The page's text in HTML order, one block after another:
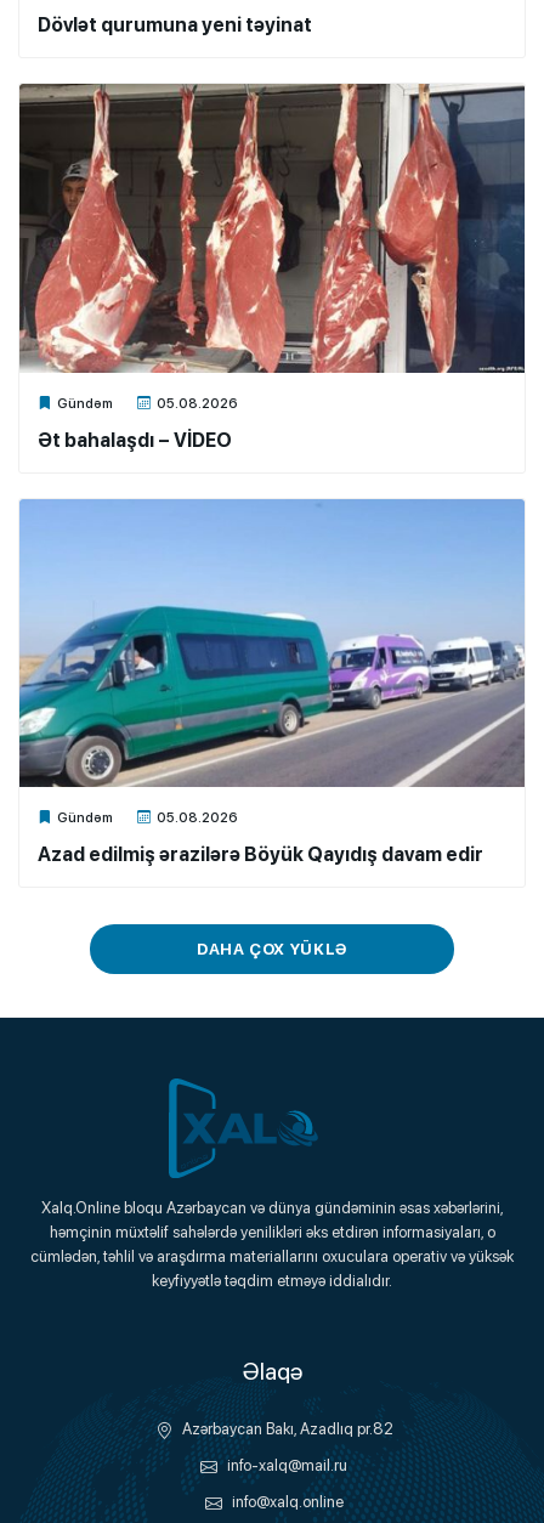
Dövlət qurumuna yeni təyinat
Gündəm 05.08.2026
Xalq.Online
Ət bahalaşdı – VİDEO
Gündəm 05.08.2026
Xalq.Online
Azad edilmiş ərazilərə Böyük Qayıdış davam edir
DAHA ÇOX YÜKLƏ
Xalq.Online
Onlayn Platforma
Xalq.Online bloqu Azərbaycan və dünya gündəminin əsas xəbərlərini,
həmçinin müxtəlif sahələrdə yenilikləri əks etdirən informasiyaları, o
cümlədən, təhlil və araşdırma materiallarını oxuculara operativ və yüksək
keyfiyyətlə təqdim etməyə iddialıdır.
Əlaqə
Azərbaycan Bakı, Azadlıq pr.82
info-xalq@mail.ru
info@xalq.online